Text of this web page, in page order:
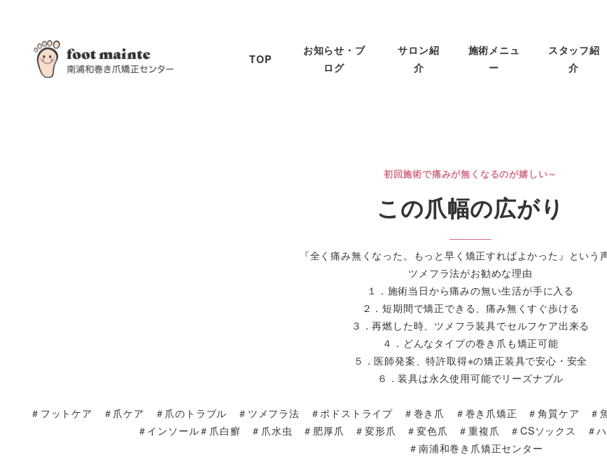
TOP
お知らせ・ブ
ログ
サロン紹
介
施術メニュ
ー
スタッフ紹
介
初回施術で痛みが無くなるのが嬉しい～
この爪幅の広がり
『全く痛み無くなった。もっと早く矯正すればよかった』という
ツメフラ法がお勧めな理由
１．施術当日から痛みの無い生活が手に入る
２．短期間で矯正できる、痛み無くすぐ歩ける
３．再燃した時、ツメフラ装具でセルフケア出来る
４．どんなタイプの巻き爪も矯正可能
５．医師発案、特許取得※の矯正装具で安心・安全
６．装具は永久使用可能でリーズナブル
＃フットケア ＃爪ケア ＃爪のトラブル ＃ツメフラ法 ＃ポドストライプ ＃巻き爪 ＃巻き爪矯正 ＃角質ケア ＃魚
＃インソール＃爪白癬 ＃爪水虫 ＃肥厚爪 ＃変形爪 ＃変色爪 ＃重複爪 ＃CSソックス ＃ハ
＃南浦和巻き爪矯正センター